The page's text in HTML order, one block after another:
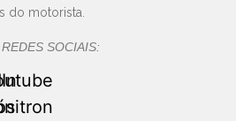
do motorista.
SOCIAIS: